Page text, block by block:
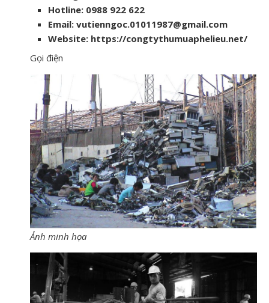
Hotline: 0988 922 622
Email: vutienngoc.01011987@gmail.com
Website: https://congtythumuaphelieu.net/
Gọi điện
Ảnh minh họa